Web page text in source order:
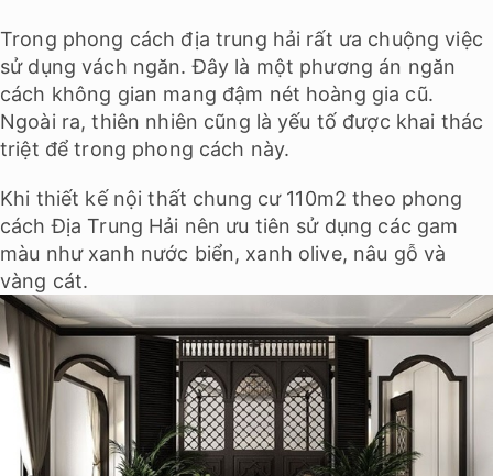
Trong phong cách địa trung hải rất ưa chuộng việc
sử dụng vách ngăn. Đây là một phương án ngăn
cách không gian mang đậm nét hoàng gia cũ.
Ngoài ra, thiên nhiên cũng là yếu tố được khai thác
triệt để trong phong cách này.
Khi thiết kế nội thất chung cư 110m2 theo phong
cách Địa Trung Hải nên ưu tiên sử dụng các gam
màu như xanh nước biển, xanh olive, nâu gỗ và
vàng cát.